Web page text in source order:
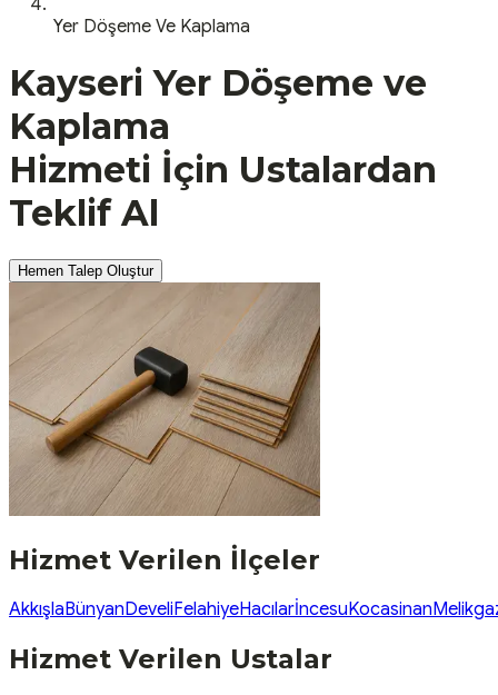
Yer Döşeme Ve Kaplama
Kayseri Yer Döşeme ve
Kaplama
Hizmeti İçin Ustalardan
Teklif Al
Hemen Talep Oluştur
Hizmet Verilen İlçeler
AkkışlaBünyanDeveliFelahiyeHacılarİncesuKocasinan
Hizmet Verilen Ustalar